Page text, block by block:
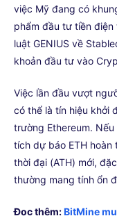
việc Mỹ đang có
phẩm đầu tư tiền
luật GENIUS về
khoản đầu tư vào
Việc lần đầu vượt
có thể là tín hiệu khởi
trường Ethereum.
tích dự báo ETH hoàn
thời đại (ATH) mới,
thường mang tính ổn
Đọc thêm:BitMine